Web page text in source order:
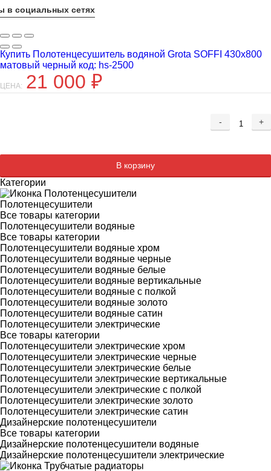
в социальных сетях
Купить Полотенцесушитель водяной Grota SOFFI 430x800
матовый черный код: hs-2500
ЦЕНА: 21 000 ₽
- +
В корзину
Категории
Полотенцесушители
Все товары категории
Полотенцесушители водяные
Все товары категории
Полотенцесушители водяные хром
Полотенцесушители водяные черные
Полотенцесушители водяные белые
Полотенцесушители водяные вертикальные
Полотенцесушители водяные с полкой
Полотенцесушители водяные золото
Полотенцесушители водяные сатин
Полотенцесушители электрические
Все товары категории
Полотенцесушители электрические хром
Полотенцесушители электрические черные
Полотенцесушители электрические белые
Полотенцесушители электрические вертикальные
Полотенцесушители электрические с полкой
Полотенцесушители электрические золото
Полотенцесушители электрические сатин
Дизайнерские полотенцесушители
Все товары категории
Дизайнерские полотенцесушители водяные
Дизайнерские полотенцесушители электрические